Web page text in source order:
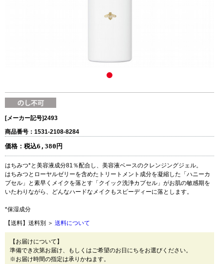
[メーカー記号]2493
商品番号：1531-2108-8284
価格： 税込6,380円
はちみつ*と美容液成分81％配合し、美容液ベースのクレンジングジェル。
はちみつとローヤルゼリーを含めたトリートメント成分を凝縮した「ハニーカ
プセル」と素早くメイクを落とす「クイック洗浄カプセル」がお肌の敏感期を
いたわりながら、どんなハードなメイクもスピーディーに落とします。
*保湿成分
【送料】送料別 ＞ 送料について
【お届けについて】
準備でき次第お届け、もしくはご希望のお日にちをお選びください。
※お届け時間の指定は承りかねます。